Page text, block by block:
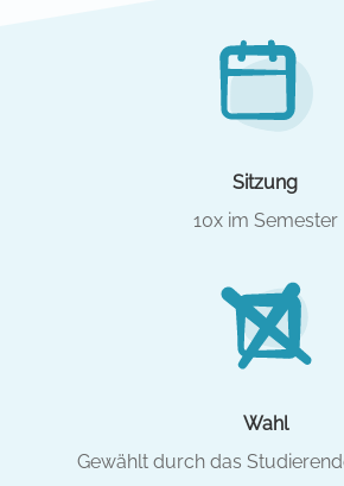
Sitzung
10x im Semester
Wahl
Gewählt durch das